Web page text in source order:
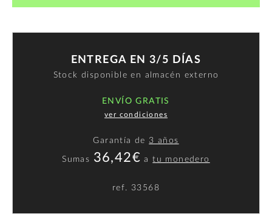
ENTREGA EN 3/5 DÍAS
Stock disponible en almacén externo
ENVÍO GRATIS
ver condiciones
Garantía de 3 años
Sumas 36,42€ atu monedero
ref. 33568